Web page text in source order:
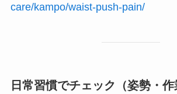
care/kampo/waist-push-pain/
日常習慣でチェック（姿勢・作